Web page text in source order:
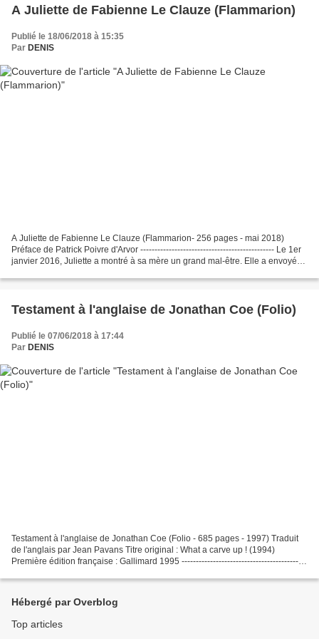
A Juliette de Fabienne Le Clauze (Flammarion)
Publié le 18/06/2018 à 15:35
Par DENIS
A Juliette de Fabienne Le Clauze (Flammarion- 256 pages - mai 2018)
Préface de Patrick Poivre d'Arvor ----------------------------------------------- Le 1er
janvier 2016, Juliette a montré à sa mère un grand mal-être. Elle a envoyé
Testament à l'anglaise de Jonathan Coe (Folio)
Publié le 07/06/2018 à 17:44
Par DENIS
Testament à l'anglaise de Jonathan Coe (Folio - 685 pages - 1997) Traduit
de l'anglais par Jean Pavans Titre original : What a carve up ! (1994)
Première édition française : Gallimard 1995 --------------------------------------------
Hébergé par Overblog
Top articles